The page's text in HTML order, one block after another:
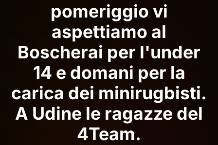
pomeriggio vi
aspettiamo al
Boscherai per l'under
14 e domani per la
carica dei minirugbisti.
A Udine le ragazze del
4Team.